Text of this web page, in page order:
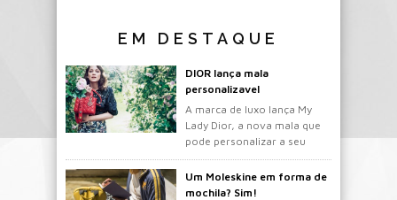
EM DESTAQUE
DIOR lança mala
personalizavel
A marca de luxo lança My
Lady Dior, a nova mala que
pode personalizar a seu
gosto.
Um Moleskine em forma de
mochila? Sim!